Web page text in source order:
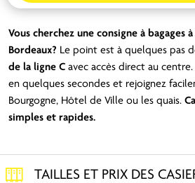
Vous cherchez une consigne à bagages
Bordeaux? Le point est à quelques pas
de la ligne C avec accès direct au
en quelques secondes et rejoignez
Bourgogne, Hôtel de Ville ou les quais.
simples et rapides.
TAILLES ET PRIX DES